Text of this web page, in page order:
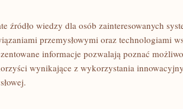
źródło wiedzy dla osób zainteresowanych
przemysłowymi oraz technologiami
informacje pozwalają poznać
wynikające z wykorzystania